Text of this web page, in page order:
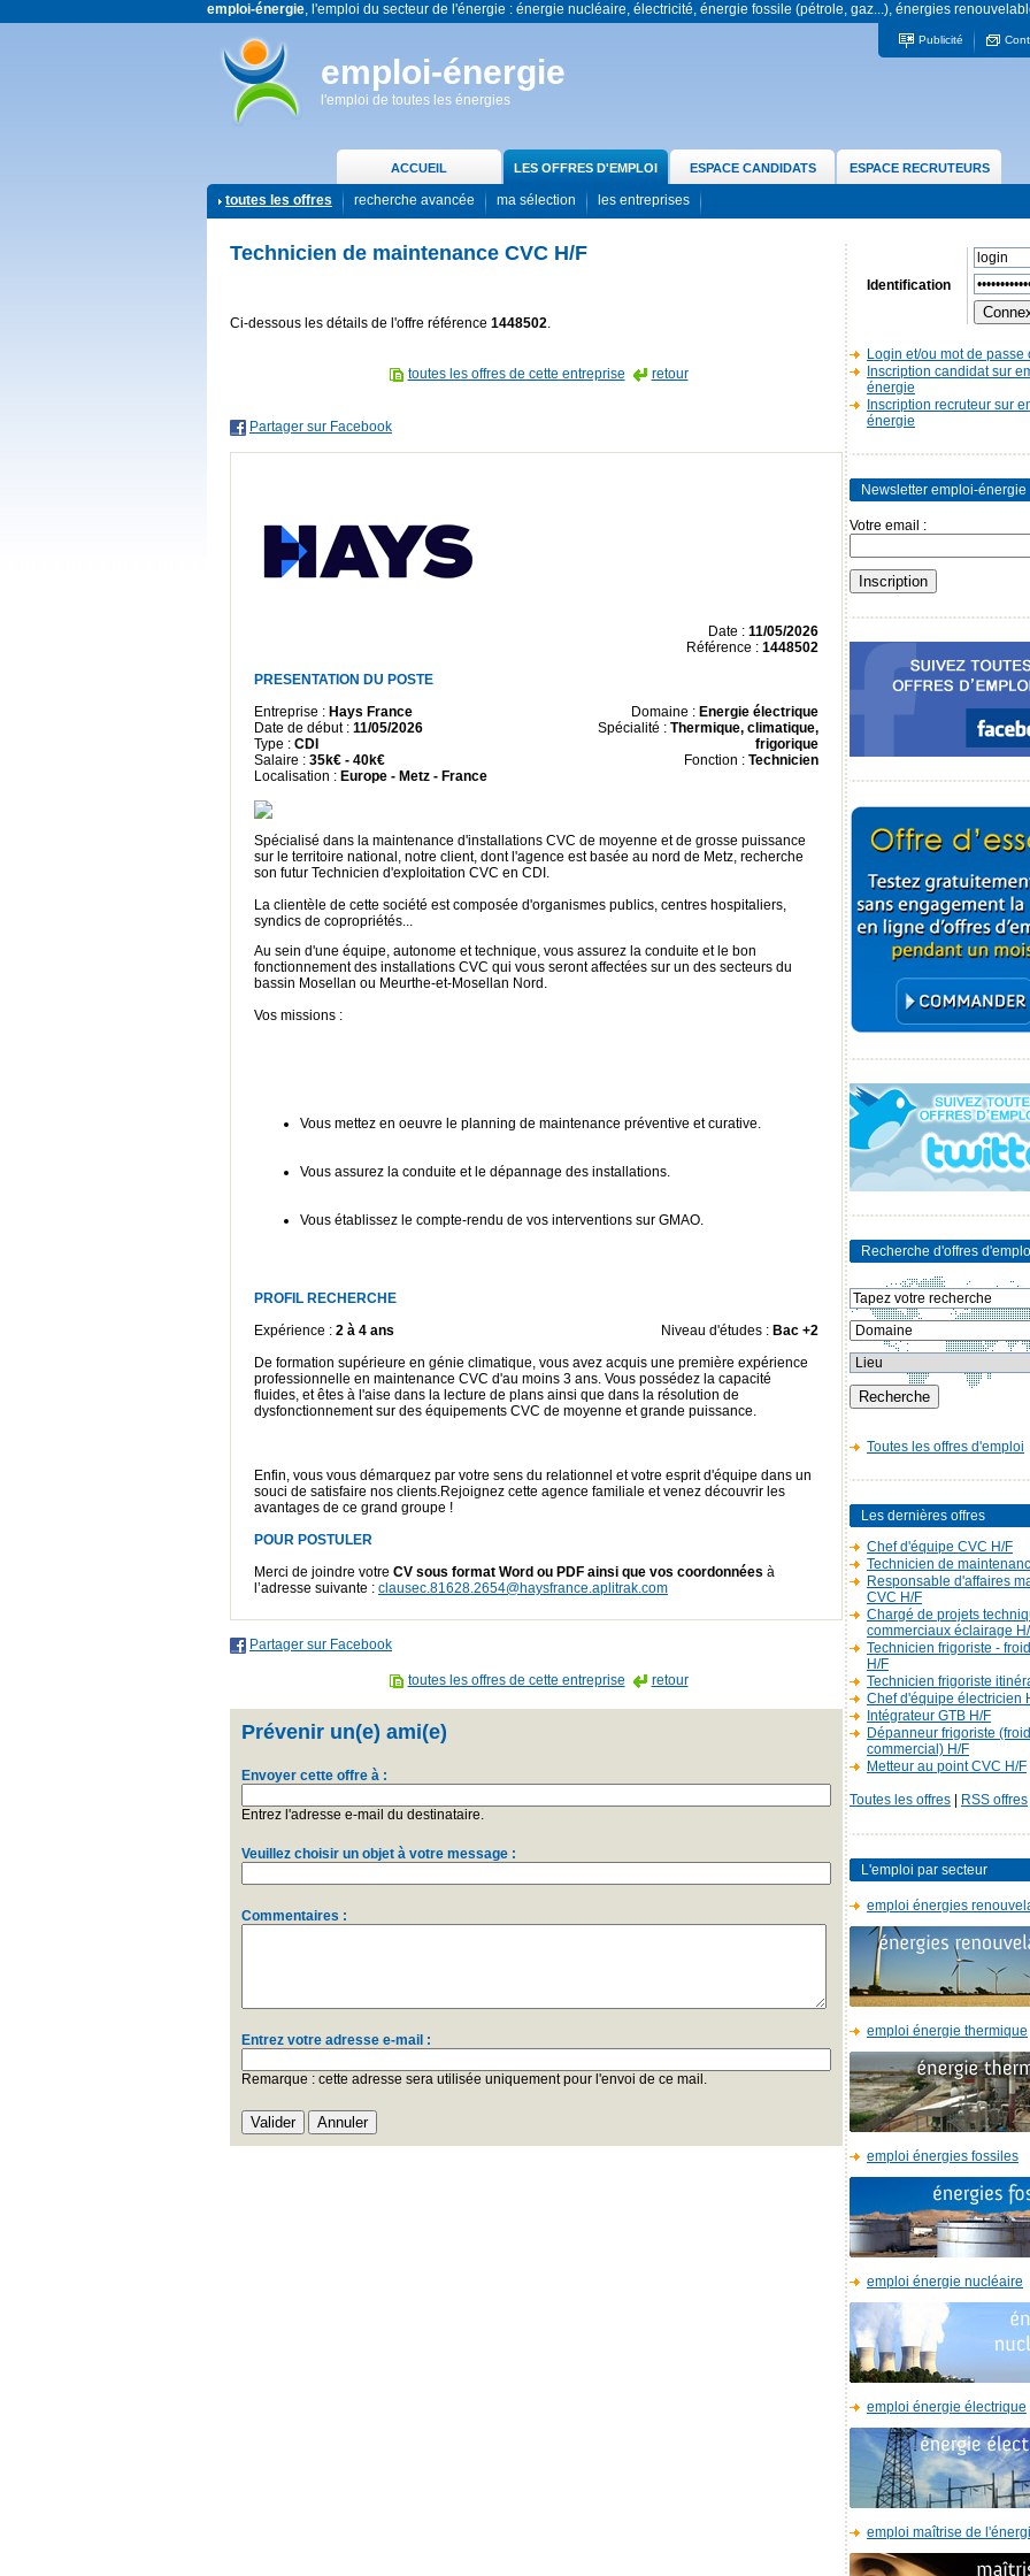
emploi-énergie, l'emploi du secteur de l'énergie : énergie nucléaire, électricité, énergie fossile (pétrole, gaz...), énergies
emploi-énergie
l'emploi de toutes les énergies
Publicité
ACCUEIL LES OFFRES D'EMPLOI ESPACE CANDIDATS ESPACE RECRUTEURS
toutes les offres recherche avancée ma sélection les entreprises
Technicien de maintenance CVC H/F
Ci-dessous les détails de l'offre référence 1448502.
toutes les offres de cette entreprise retour
Partager sur Facebook
Date : 11/05/2026
Référence : 1448502
PRESENTATION DU POSTE
Entreprise : Hays France
Date de début : 11/05/2026
Type : CDI
Salaire : 35k€ - 40k€
Localisation : Europe - Metz - France
Domaine : Energie électrique
Spécialité : Thermique, climatique,
frigorique
Fonction : Technicien
Spécialisé dans la maintenance d'installations CVC de moyenne et de grosse puissance
sur le territoire national, notre client, dont l'agence est basée au nord de Metz, recherche
son futur Technicien d'exploitation CVC en CDI.
La clientèle de cette société est composée d'organismes publics, centres hospitaliers,
syndics de copropriétés...
Au sein d'une équipe, autonome et technique, vous assurez la conduite et le bon
fonctionnement des installations CVC qui vous seront affectées sur un des secteurs du
bassin Mosellan ou Meurthe-et-Mosellan Nord.
Vos missions :
Vous mettez en oeuvre le planning de maintenance préventive et curative.
Vous assurez la conduite et le dépannage des installations.
Vous établissez le compte-rendu de vos interventions sur GMAO.
PROFIL RECHERCHE
Expérience : 2 à 4 ans Niveau d'études : Bac +2
De formation supérieure en génie climatique, vous avez acquis une première expérience
professionnelle en maintenance CVC d'au moins 3 ans. Vous possédez la capacité
fluides, et êtes à l'aise dans la lecture de plans ainsi que dans la résolution de
dysfonctionnement sur des équipements CVC de moyenne et grande puissance.
Enfin, vous vous démarquez par votre sens du relationnel et votre esprit d'équipe dans un
souci de satisfaire nos clients.Rejoignez cette agence familiale et venez découvrir les
avantages de ce grand groupe !
POUR POSTULER
Merci de joindre votre CV sous format Word ou PDF ainsi que vos coordonnées à
l’adresse suivante : clausec.81628.2654@haysfrance.aplitrak.com
Partager sur Facebook
toutes les offres de cette entreprise retour
Prévenir un(e) ami(e)
Envoyer cette offre à :
Entrez l'adresse e-mail du destinataire.
Veuillez choisir un objet à votre message :
Commentaires :
Entrez votre adresse e-mail :
Remarque : cette adresse sera utilisée uniquement pour l'envoi de ce mail.
Identification
Login et/ou mot de passe
Inscription candidat sur
énergie
Inscription recruteur sur
énergie
Newsletter emploi-énergie
Votre email :
Recherche d'offres
Toutes les offres d'emploi
Les dernières offres
Chef d'équipe CVC H/F
Technicien de
Responsable d'affaires
CVC H/F
Chargé de projets
commerciaux éclairage
Technicien frigoriste -
H/F
Technicien frigoriste
Chef d'équipe électricien
Intégrateur GTB H/F
Dépanneur frigoriste (froid
commercial) H/F
Metteur au point CVC H/F
Toutes les offres RSS offres
L'emploi par secteur
emploi énergies
emploi énergie thermique
emploi énergies fossiles
emploi énergie nucléaire
emploi énergie électrique
emploi maîtrise de